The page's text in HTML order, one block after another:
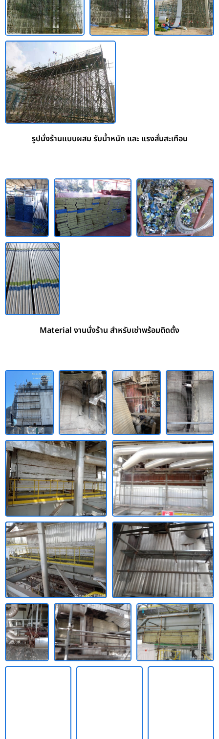
รูปนั่งร้านแบบผสม รับน้ำหนัก และ แรงสั่นสะเทือน
Material งานนั่งร้าน สำหรับเช่าพร้อมติดตั้ง